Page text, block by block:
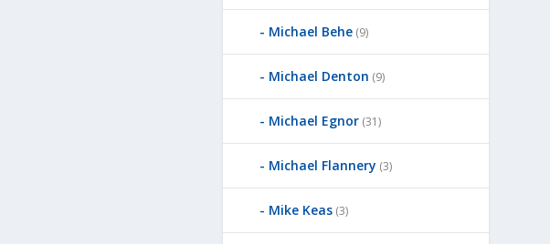
Michael Behe (9)
Michael Denton (9)
Michael Egnor (31)
Michael Flannery (3)
Mike Keas (3)